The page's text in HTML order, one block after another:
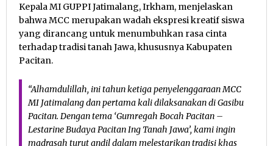
Kepala MI GUPPI Jatimalang, Irkham, menjelaskan
bahwa MCC merupakan wadah ekspresi kreatif siswa
yang dirancang untuk menumbuhkan rasa cinta
terhadap tradisi tanah Jawa, khususnya Kabupaten
Pacitan.
“Alhamdulillah, ini tahun ketiga penyelenggaraan MCC
MI Jatimalang dan pertama kali dilaksanakan di Gasibu
Pacitan. Dengan tema ‘Gumregah Bocah Pacitan –
Lestarine Budaya Pacitan Ing Tanah Jawa’, kami ingin
madrasah turut andil dalam melestarikan tradisi khas